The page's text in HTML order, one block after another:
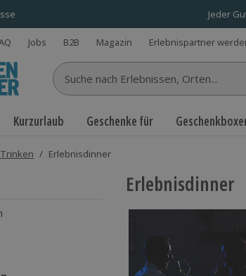
Jeder
Jobs B2B Magazin Erlebnispartner
Suche nach Erlebnissen...
Kurzurlaub Geschenke für
/ Erlebnisdinner
Erlebnisdinner